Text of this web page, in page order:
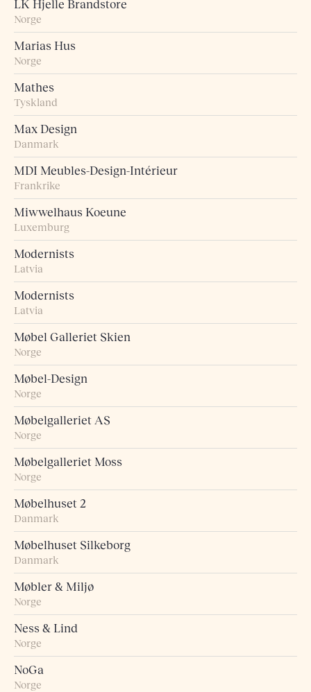
LK Hjelle Brandstore
Norge
Marias Hus
Norge
Mathes
Tyskland
Max Design
Danmark
MDI Meubles-Design-Intérieur
Frankrike
Miwwelhaus Koeune
Luxemburg
Modernists
Latvia
Modernists
Latvia
Møbel Galleriet Skien
Norge
Møbel-Design
Norge
Møbelgalleriet AS
Norge
Møbelgalleriet Moss
Norge
Møbelhuset 2
Danmark
Møbelhuset Silkeborg
Danmark
Møbler & Miljø
Norge
Ness & Lind
Norge
NoGa
Norge